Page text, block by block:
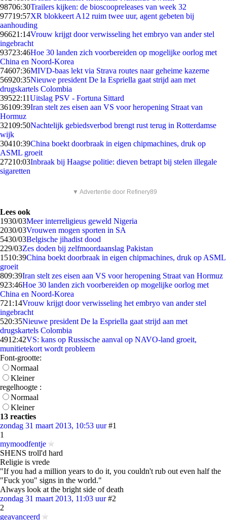
98706:30Trailers kijken: de bioscoopreleases van week 32
97719:57XR blokkeert A12 ruim twee uur, agent gebeten bij
aanhouding
96621:14Vrouw krijgt door verwisseling het embryo van ander stel
ingebracht
93723:46Hoe 30 landen zich voorbereiden op mogelijke oorlog met
China en Noord-Korea
74607:36MIVD-baas lekt via Strava routes naar geheime kazerne
56920:35Nieuwe president De la Espriella gaat strijd aan met
drugskartels Colombia
39522:11Uitslag PSV - Fortuna Sittard
36109:39Iran stelt zes eisen aan VS voor heropening Straat van
Hormuz
32109:50Nachtelijk gebiedsverbod brengt rust terug in Rotterdamse
wijk
30410:39China boekt doorbraak in eigen chipmachines, druk op
ASML groeit
27210:03Inbraak bij Haagse politie: dieven betrapt bij stelen illegale
sigaretten
▼ Advertentie door Refinery89
Lees ook
1930/03Meer interreligieus geweld Nigeria
2030/03Vrouwen mogen sporten in SA
5430/03Belgische jihadist dood
229/03Zes doden bij zelfmoordaanslag Pakistan
1510:39China boekt doorbraak in eigen chipmachines, druk op ASML
groeit
809:39Iran stelt zes eisen aan VS voor heropening Straat van Hormuz
923:46Hoe 30 landen zich voorbereiden op mogelijke oorlog met
China en Noord-Korea
721:14Vrouw krijgt door verwisseling het embryo van ander stel
ingebracht
520:35Nieuwe president De la Espriella gaat strijd aan met
drugskartels Colombia
4912:42VS: kans op Russische aanval op NAVO-land groeit,
munitietekort wordt probleem
Font-grootte:
Normaal
Kleiner
regelhoogte :
Normaal
Kleiner
13 reacties
zondag 31 maart 2013, 10:53 uur #1
1
mymoodfentje
SHENS troll'd hard
Religie is vrede
"If you had a million years to do it, you couldn't rub out even half the
"Fuck you" signs in the world."
Always look at the bright side of death
zondag 31 maart 2013, 11:03 uur #2
2
geavanceerd